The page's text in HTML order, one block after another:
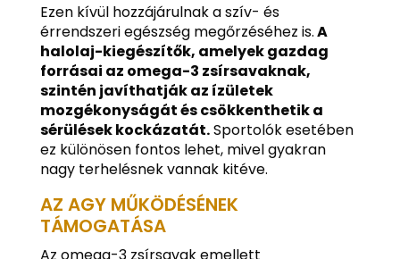
Ezen kívül hozzájárulnak a szív- és
érrendszeri egészség megőrzéséhez is.A
halolaj-kiegészítők, amelyek gazdag
forrásai az omega-3 zsírsavaknak,
szintén javíthatják az ízületek
mozgékonyságát és csökkenthetik a
sérülések kockázatát.Sportolók esetében
ez különösen fontos lehet, mivel gyakran
nagy terhelésnek vannak kitéve.
AZ AGY MŰKÖDÉSÉNEK
TÁMOGATÁSA